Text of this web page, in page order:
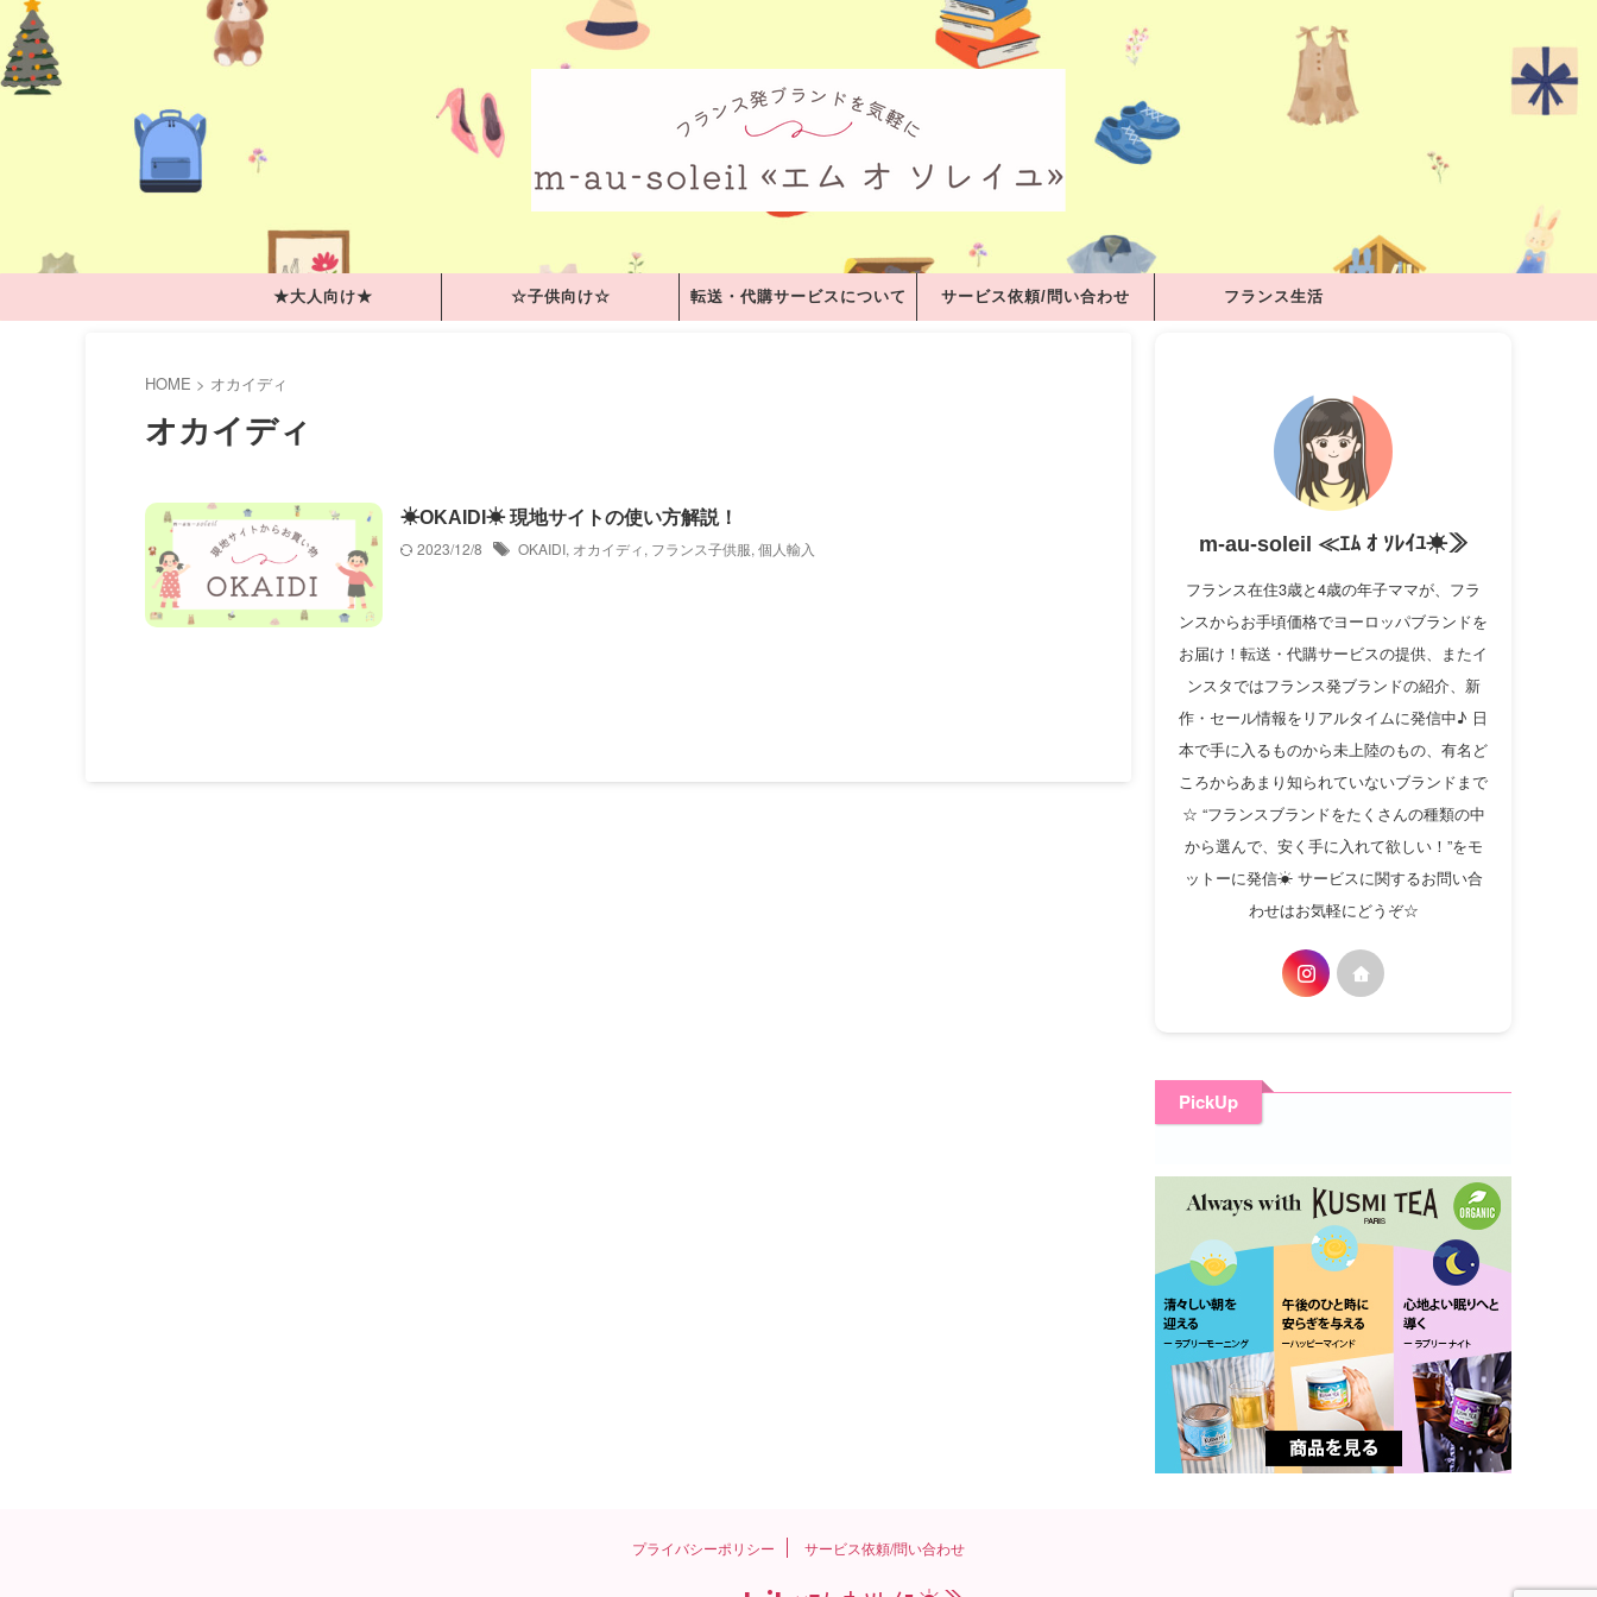
★大人向け★ ☆子供向け☆ 転送・代購サービスについて サービス依頼/問い合わせ フランス生活
HOME > オカイディ
オカイディ
☀OKAIDI☀ 現地サイトの使い方解説！
2023/12/8
OKAIDI, オカイディ, フランス子供服, 個人輸入 m-au-soleil ≪ｴﾑ ｵ ｿﾚｲﾕ☀≫
フランス在住3歳と4歳の年子ママが、フラ
ンスからお手頃価格でヨーロッパブランドを
お届け！転送・代購サービスの提供、またイ
ンスタではフランス発ブランドの紹介、新
作・セール情報をリアルタイムに発信中♪ 日
本で手に入るものから未上陸のもの、有名ど
ころからあまり知られていないブランドまで
☆ “フランスブランドをたくさんの種類の中
から選んで、安く手に入れて欲しい！”をモ
ットーに発信☀ サービスに関するお問い合
わせはお気軽にどうぞ☆
PickUp
プライバシーポリシー サービス依頼/問い合わせ